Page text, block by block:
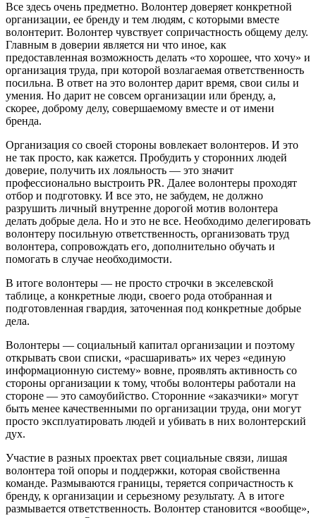
Все здесь очень предметно. Волонтер доверяет конкретной
организации, ее бренду и тем людям, с которыми вместе
волонтерит. Волонтер чувствует сопричастность общему делу.
Главным в доверии является ни что иное, как
предоставленная возможность делать «то хорошее, что хочу» и
организация труда, при которой возлагаемая ответственность
посильна. В ответ на это волонтер дарит время, свои силы и
умения. Но дарит не совсем организации или бренду, а,
скорее, доброму делу, совершаемому вместе и от имени
бренда.
Организация со своей стороны вовлекает волонтеров. И это
не так просто, как кажется. Пробудить у сторонних людей
доверие, получить их лояльность — это значит
профессионально выстроить PR. Далее волонтеры проходят
отбор и подготовку. И все это, не забудем, не должно
разрушить личный внутренне дорогой мотив волонтера
делать добрые дела. Но и это не все. Необходимо делегировать
волонтеру посильную ответственность, организовать труд
волонтера, сопровождать его, дополнительно обучать и
помогать в случае необходимости.
В итоге волонтеры — не просто строчки в экселевской
таблице, а конкретные люди, своего рода отобранная и
подготовленная гвардия, заточенная под конкретные добрые
дела.
Волонтеры — социальный капитал организации и поэтому
открывать свои списки, «расшаривать» их через «единую
информационную систему» вовне, проявлять активность со
стороны организации к тому, чтобы волонтеры работали на
стороне — это самоубийство. Сторонние «заказчики» могут
быть менее качественными по организации труда, они могут
просто эксплуатировать людей и убивать в них волонтерский
дух.
Участие в разных проектах рвет социальные связи, лишая
волонтера той опоры и поддержки, которая свойственна
команде. Размываются границы, теряется сопричастность к
бренду, к организации и серьезному результату. А в итоге
размывается ответственность. Волонтер становится «вообще»,